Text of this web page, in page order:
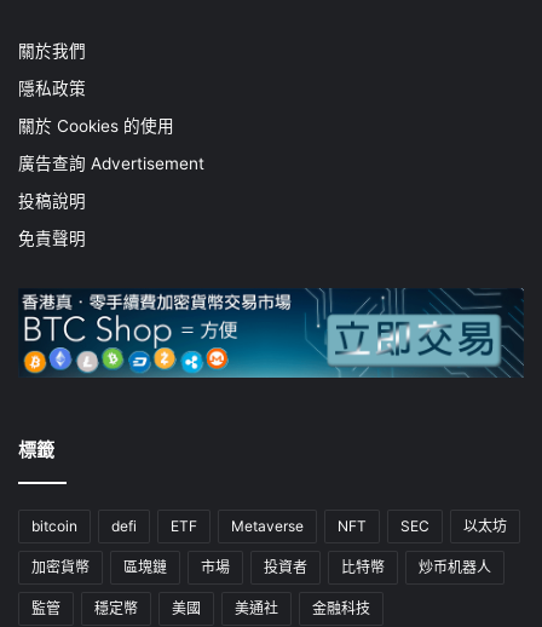
關於我們
隱私政策
關於 Cookies 的使用
廣告查詢 Advertisement
投稿說明
免責聲明
標籤
bitcoin defi ETF Metaverse NFT SEC 以太坊
加密貨幣 區塊鏈 市場 投資者 比特幣 炒币机器人
監管 穩定幣 美國 美通社 金融科技